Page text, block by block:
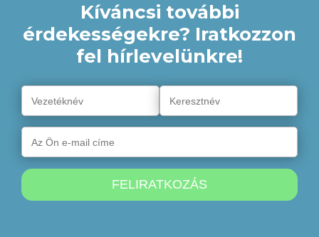
Kíváncsi további
érdekességekre? Iratkozzon
fel hírlevelünkre!